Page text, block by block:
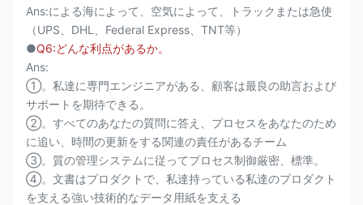
Ans:による海によって、空気によって、トラックまたは急使
（UPS、DHL、Federal Express、TNT等）
●Q6:どんな利点があるか。
Ans:
①。私達に専門エンジニアがある、顧客は最良の助言および
サポートを期待できる。
②。すべてのあなたの質問に答え、プロセスをあなたのため
に追い、時間の更新をする関連の責任があるチーム
③。質の管理システムに従ってプロセス制御厳密、標準。
④。文書はプロダクトで、私達持っている私達のプロダクト
を支える強い技術的なデータ用紙を支える